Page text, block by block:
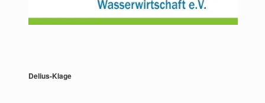
Delius-Klage